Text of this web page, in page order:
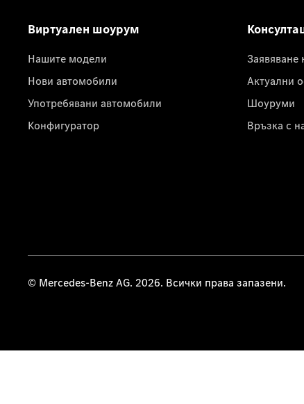
Виртуален шоурум
Нашите модели
Нови автомобили
Употребявани автомобили
Конфигуратор
Заявяване
Актуални
Шоуруми
Връзка с
© Mercedes-Benz AG. 2026. Всички права запазени.